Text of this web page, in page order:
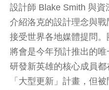
設計師 Blake Smith 與
介紹洛克的設計理念與
接受世界各地媒體提問
將會是今年預計推出的
研發新英雄的核心成員
「大型更新」計畫，但